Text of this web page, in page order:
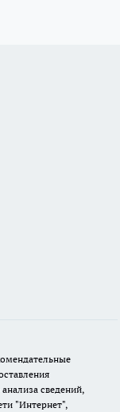
сведений,
"Интернет",